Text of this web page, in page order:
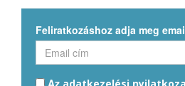
Feliratkozáshoz adja meg
Az